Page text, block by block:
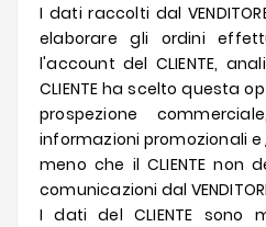
I dati raccolti dal
elaborare gli ordini
l'account del CLIENTE,
CLIENTE ha scelto questa
prospezione
informazioni promozionali
meno che il CLIENTE non
comunicazioni dal
I dati del CLIENTE sono